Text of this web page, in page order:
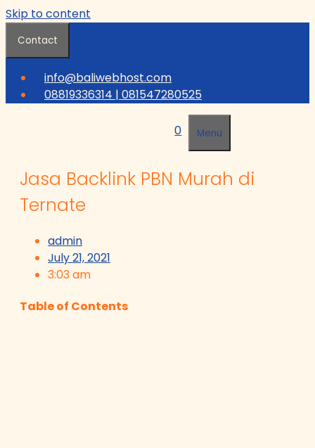
Skip to content
Contact
info@baliwebhost.com
08819336314 | 081547280525
0 Menu
Jasa Backlink PBN Murah di
Ternate
admin
July 21, 2021
3:03 am
Table of Contents